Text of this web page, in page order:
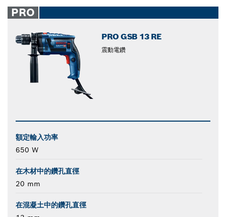
PRO
PRO GSB 13 RE
震動電鑽
額定輸入功率
650 W
在木材中的鑽孔直徑
20 mm
在混凝土中的鑽孔直徑